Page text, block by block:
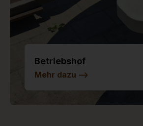
Betriebshof
Mehr dazu -->